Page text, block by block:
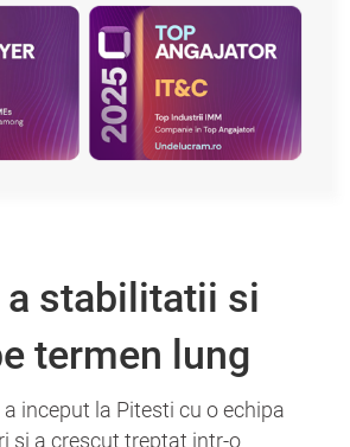
a stabilitatii si
termen lung
inceput la Pitesti cu o echipa
si a crescut treptat intr-o